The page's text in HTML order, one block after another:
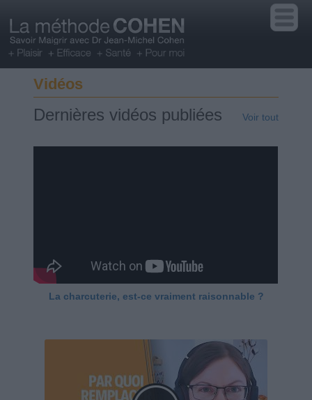
Vidéos
Dernières vidéos publiées Voir tout
La charcuterie, est-ce vraiment raisonnable ?